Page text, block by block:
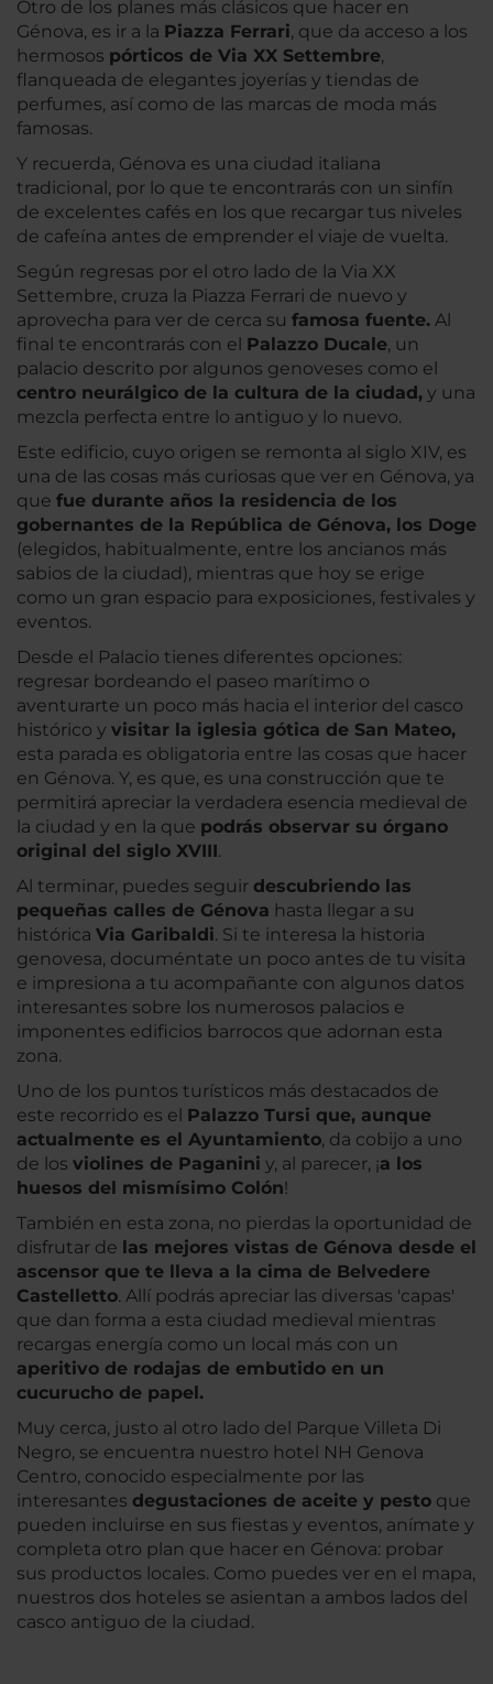
Otro de los planes más clásicos que hacer en
Génova, es ir a la Piazza Ferrari, que da acceso a los
hermosos pórticos de Via XX Settembre,
flanqueada de elegantes joyerías y tiendas de
perfumes, así como de las marcas de moda más
famosas.
Y recuerda, Génova es una ciudad italiana
tradicional, por lo que te encontrarás con un sinfín
de excelentes cafés en los que recargar tus niveles
de cafeína antes de emprender el viaje de vuelta.
Según regresas por el otro lado de la Via XX
Settembre, cruza la Piazza Ferrari de nuevo y
aprovecha para ver de cerca su famosa fuente. Al
final te encontrarás con el Palazzo Ducale, un
palacio descrito por algunos genoveses como el
centro neurálgico de la cultura de la ciudad, y una
mezcla perfecta entre lo antiguo y lo nuevo.
Este edificio, cuyo origen se remonta al siglo XIV, es
una de las cosas más curiosas que ver en Génova, ya
que fue durante años la residencia de los
gobernantes de la República de Génova, los Doge
(elegidos, habitualmente, entre los ancianos más
sabios de la ciudad), mientras que hoy se erige
como un gran espacio para exposiciones, festivales y
eventos.
Desde el Palacio tienes diferentes opciones:
regresar bordeando el paseo marítimo o
aventurarte un poco más hacia el interior del casco
histórico y visitar la iglesia gótica de San Mateo,
esta parada es obligatoria entre las cosas que hacer
en Génova. Y, es que, es una construcción que te
permitirá apreciar la verdadera esencia medieval de
la ciudad y en la que podrás observar su órgano
original del siglo XVIII.
Al terminar, puedes seguir descubriendo las
pequeñas calles de Génova hasta llegar a su
histórica Via Garibaldi. Si te interesa la historia
genovesa, documéntate un poco antes de tu visita
e impresiona a tu acompañante con algunos datos
interesantes sobre los numerosos palacios e
imponentes edificios barrocos que adornan esta
zona.
Uno de los puntos turísticos más destacados de
este recorrido es el Palazzo Tursi que, aunque
actualmente es el Ayuntamiento, da cobijo a uno
de los violines de Paganini y, al parecer, ¡a los
huesos del mismísimo Colón!
También en esta zona, no pierdas la oportunidad de
disfrutar de las mejores vistas de Génova desde el
ascensor que te lleva a la cima de Belvedere
Castelletto. Allí podrás apreciar las diversas 'capas'
que dan forma a esta ciudad medieval mientras
recargas energía como un local más con un
aperitivo de rodajas de embutido en un
cucurucho de papel.
Muy cerca, justo al otro lado del Parque Villeta Di
Negro, se encuentra nuestro hotel NH Genova
Centro, conocido especialmente por las
interesantes degustaciones de aceite y pesto que
pueden incluirse en sus fiestas y eventos, anímate y
completa otro plan que hacer en Génova: probar
sus productos locales. Como puedes ver en el mapa,
nuestros dos hoteles se asientan a ambos lados del
casco antiguo de la ciudad.